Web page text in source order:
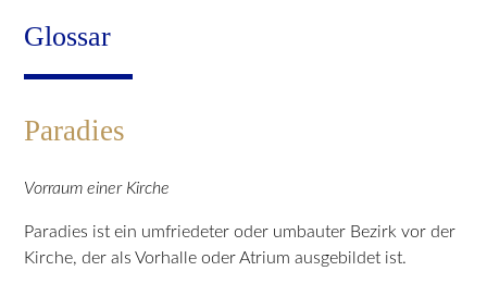
Glossar
Paradies
Vorraum einer Kirche
Paradies ist ein umfriedeter oder umbauter Bezirk vor der
Kirche, der als Vorhalle oder Atrium ausgebildet ist.